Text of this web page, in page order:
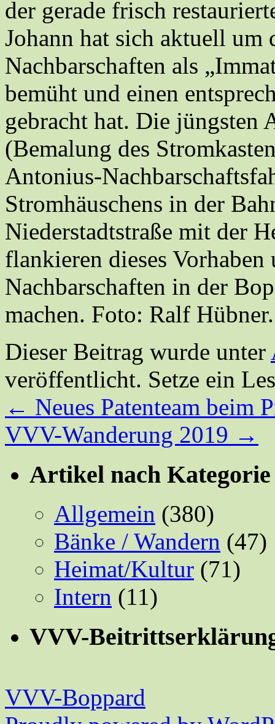
der gerade frisch
Johann hat sich aktuell um
Nachbarschaften als
bemüht und einen
gebracht hat. Die jüngsten
(Bemalung des
Antonius-
Stromhäuschens in der
Niederstadtstraße mit der
flankieren dieses
Nachbarschaften in der
machen. Foto: Ralf Hübner.
Dieser Beitrag wurde unter
veröffentlicht. Setze ein
← Neues Patenteam beim
VVV-Wanderung 2019 →
Artikel nach Kategorie
Allgemein (380)
Bänke / Wandern (47)
Heimat/Kultur (71)
Intern (11)
VVV-
VVV-Boppard